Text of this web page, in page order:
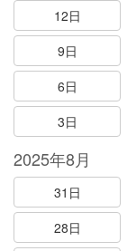
12日
9日
6日
3日
2025年8月
31日
28日